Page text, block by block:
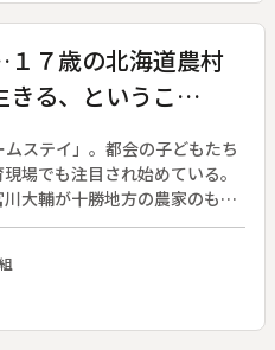
加。◆クイズは１ｓｔステージ
人戦で、天才博士が出題する
えたら帽子を脱いで脱落だ
ス」が採用され、ご意見番の
するのは、はたしてどの解答
７歳の北海道農村
る、というこ
ステイ」。都会の子どもたち
場でも注目され始めている。
大輔が十勝地方の農家のもと
農村ドキュメントバラエティ
て農作業を体験する「農村ホ
じるとともに、参加した子ど
会をつなぐ役割も果たすこと